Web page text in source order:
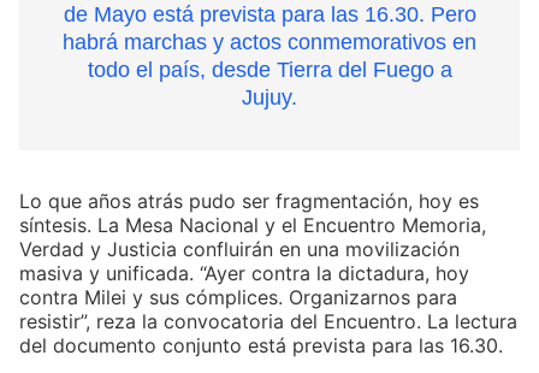
de Mayo está prevista para las 16.30. Pero
habrá marchas y actos conmemorativos en
todo el país, desde Tierra del Fuego a
Jujuy.
Lo que años atrás pudo ser fragmentación, hoy es
síntesis. La Mesa Nacional y el Encuentro Memoria,
Verdad y Justicia confluirán en una movilización
masiva y unificada. “Ayer contra la dictadura, hoy
contra Milei y sus cómplices. Organizarnos para
resistir”, reza la convocatoria del Encuentro. La lectura
del documento conjunto está prevista para las 16.30.